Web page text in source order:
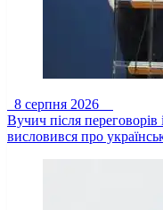
8 серпня 2026
Вучич після переговорів
висловився про